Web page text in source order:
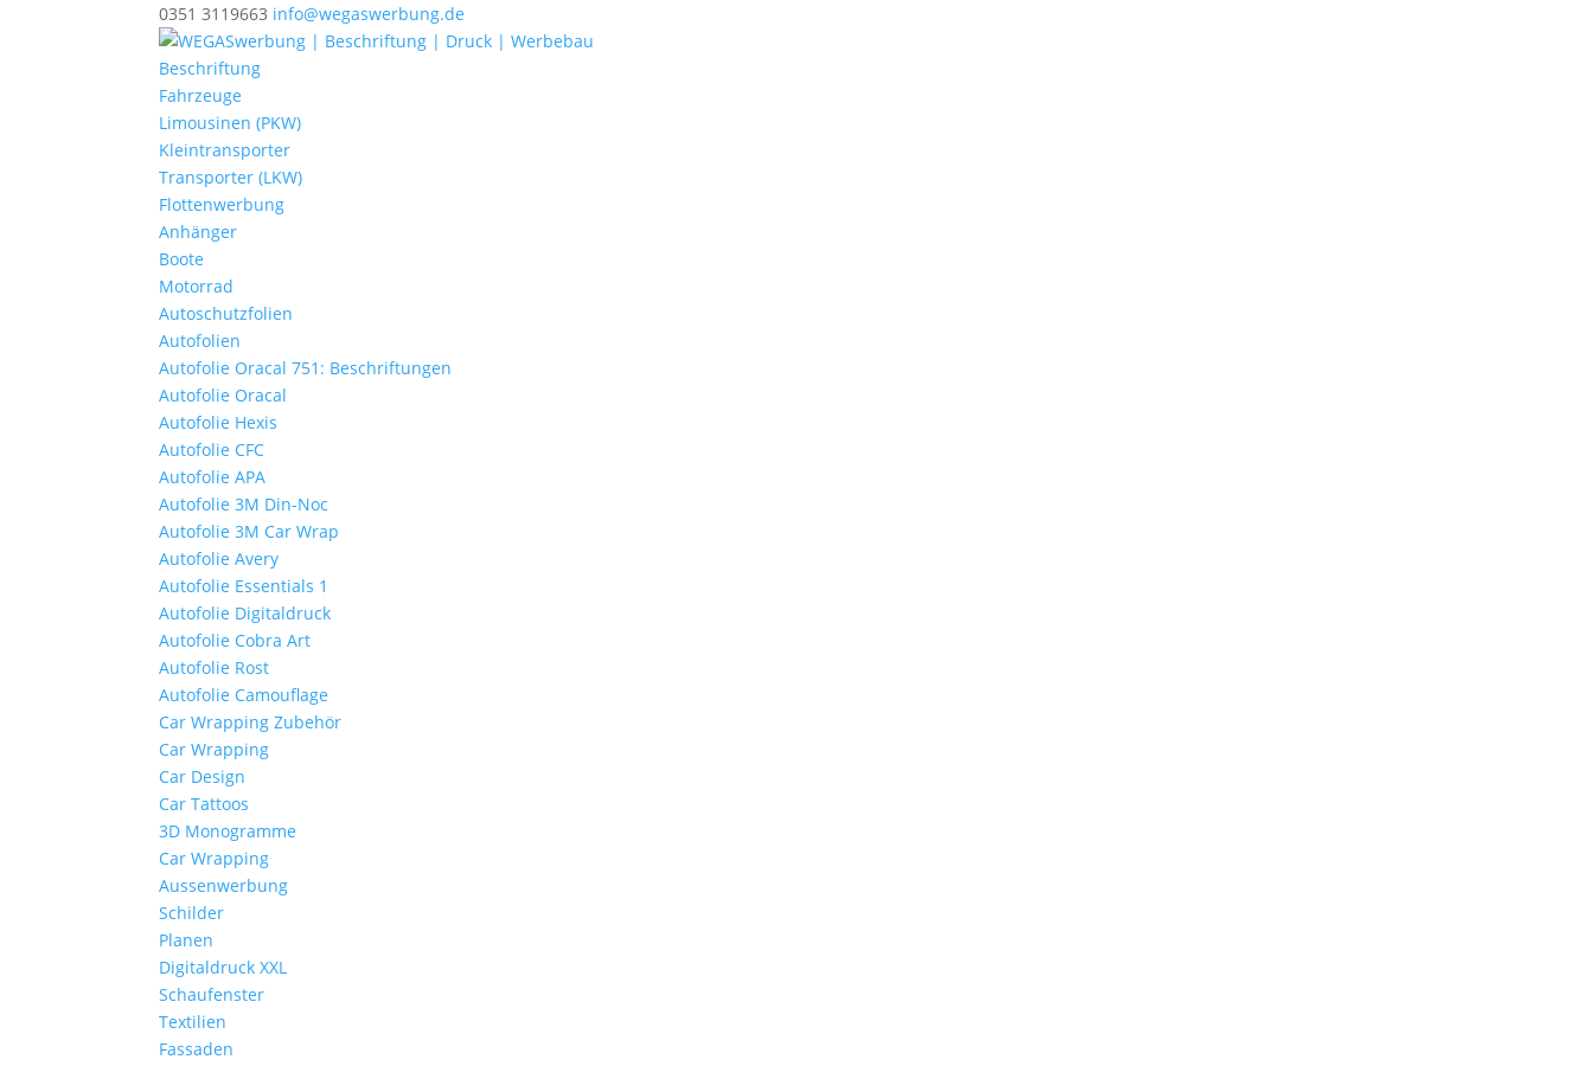
0351 3119663 info@wegaswerbung.de
Beschriftung
Fahrzeuge
Limousinen (PKW)
Kleintransporter
Transporter (LKW)
Flottenwerbung
Anhänger
Boote
Motorrad
Autoschutzfolien
Autofolien
Autofolie Oracal 751: Beschriftungen
Autofolie Oracal
Autofolie Hexis
Autofolie CFC
Autofolie APA
Autofolie 3M Din-Noc
Autofolie 3M Car Wrap
Autofolie Avery
Autofolie Essentials 1
Autofolie Digitaldruck
Autofolie Cobra Art
Autofolie Rost
Autofolie Camouflage
Car Wrapping Zubehör
Car Wrapping
Car Design
Car Tattoos
3D Monogramme
Car Wrapping
Aussenwerbung
Schilder
Planen
Digitaldruck XXL
Schaufenster
Textilien
Fassaden